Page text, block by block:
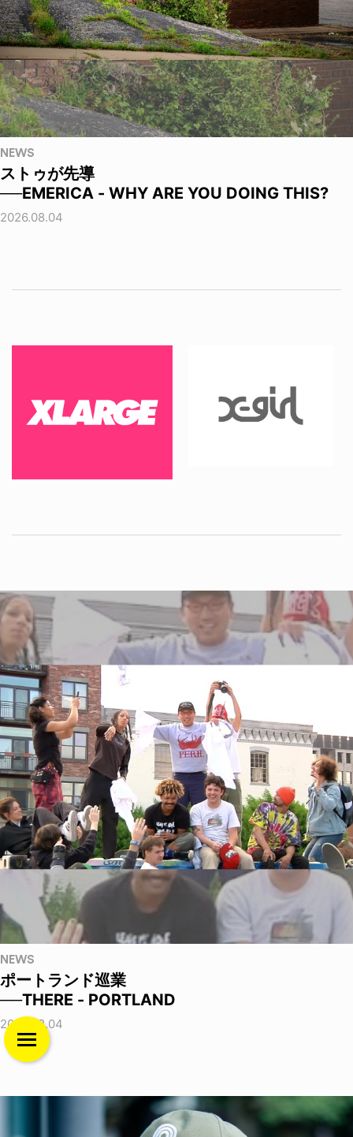
NEWS
ストゥが先導
──EMERICA - WHY ARE YOU DOING THIS?
2026.08.04
NEWS
ポートランド巡業
──THERE - PORTLAND
2026.08.04